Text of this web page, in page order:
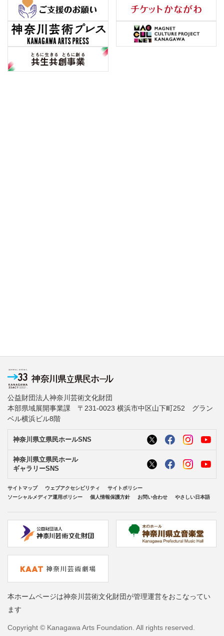
公益財団法人神奈川芸術文化財団
本部県域展開事業課 〒231-0023 横浜市中区山下町252 グラン
ベル横浜ビル8階
神奈川県立県民ホールSNS
神奈川県立県民ホール
ギャラリーSNS
サイトマップ ウェブアクセシビリティ
サイトポリシー
ソーシャルメディア運用ポリシー
個人情報保護方針 お問い合わせ やさしい日本語
本ホームページは神奈川芸術文化財団が管理運営をおこなってい
ます
Copyright © Kanagawa Arts Foundation. All rights reserved.